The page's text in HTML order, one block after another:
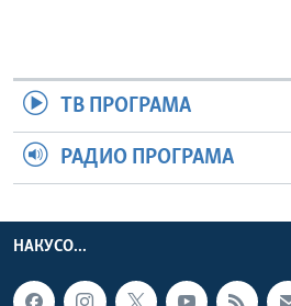
ТВ ПРОГРАМА
РАДИО ПРОГРАМА
НАКУСО...